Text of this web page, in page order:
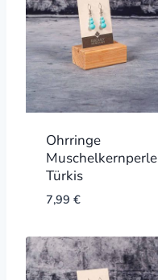
Ohrringe
Muschelkernperle
Türkis
7,99 €